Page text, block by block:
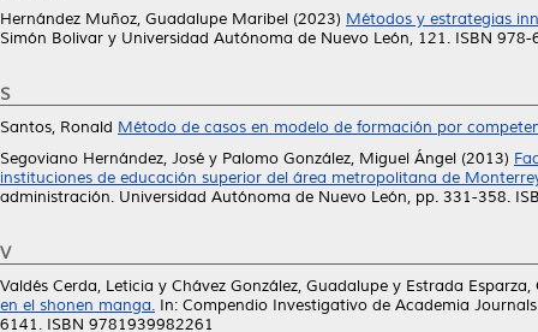
Hernández Muñoz, Guadalupe Maribel (2023) Métodos y estrategias
Simón Bolivar y Universidad Autónoma de Nuevo León, 121. ISBN
S
Santos, Ronald Método de casos en modelo de formación por
Segoviano Hernández, José y Palomo González, Miguel Ángel (2013)
instituciones de educación superior del área metropolitana de
administración. Universidad Autónoma de Nuevo León, pp. 331-358.
V
Valdés Cerda, Leticia y Chávez González, Guadalupe y Estrada Esparza,
en el shonen manga. In: Compendio Investigativo de Academia
6141. ISBN 9781939982261